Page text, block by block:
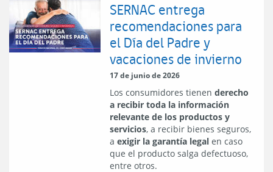
SERNAC entrega
recomendaciones para
el Día del Padre y
vacaciones de invierno
17 de junio de 2026
Los consumidores tienen derecho
a recibir toda la información
relevante de los productos y
servicios, a recibir bienes seguros,
a exigir la garantía legal en caso
que el producto salga defectuoso,
entre otros.